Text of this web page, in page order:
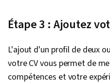
Étape 3 : Ajoutez
L'ajout d'un profil de deux
votre CV vous permet de
compétences et votre